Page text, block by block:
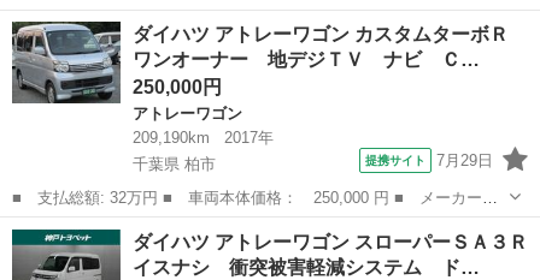
名： ダイハツ ■ 車種名： アトレーワゴン ■ グレード名： カ
スタムターボＲＳリミテッド ＥＴＣ 両側スライド・片側電動 ナ
ビ ＴＶ Ｈ...
茨城 つくば市 アトレーワゴン
ダイハツ アトレーワゴン カスタムターボＲ
ワンオーナー 地デジＴＶ ナビ Ｃ…
250,000円
アトレーワゴン
209,190km
2017年
千葉県 柏市
提携サイト 7月29日
■ 支払総額: 32万円 ■ 車両本体価格： 250,000 円 ■ メーカー
名： ダイハツ ■ 車種名： アトレーワゴン ■ グレード名： カ
スタムターボＲ ワンオーナー 地デジＴＶ ナビ ＣＤ ＤＶＤ
キーレス ターボ...
千葉 柏市 アトレーワゴン
ダイハツ アトレーワゴン スローパーＳＡ３Ｒ
イスナシ 衝突被害軽減システム ド…